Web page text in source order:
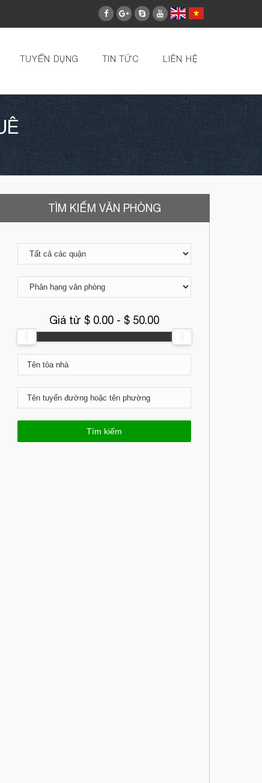
TUYỂN DỤNG TIN TỨC LIÊN HỆ
TÌM KIẾM VĂN PHÒNG
Giá từ $ 0.00 - $ 50.00